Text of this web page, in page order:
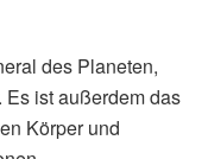
des Planeten,
Es ist außerdem das
Körper und